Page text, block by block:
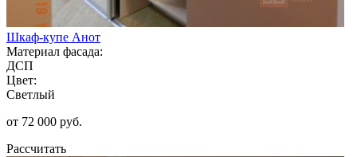
Шкаф-купе Анот
Материал фасада:
ДСП
Цвет:
Светлый
от 72 000 руб.
Рассчитать